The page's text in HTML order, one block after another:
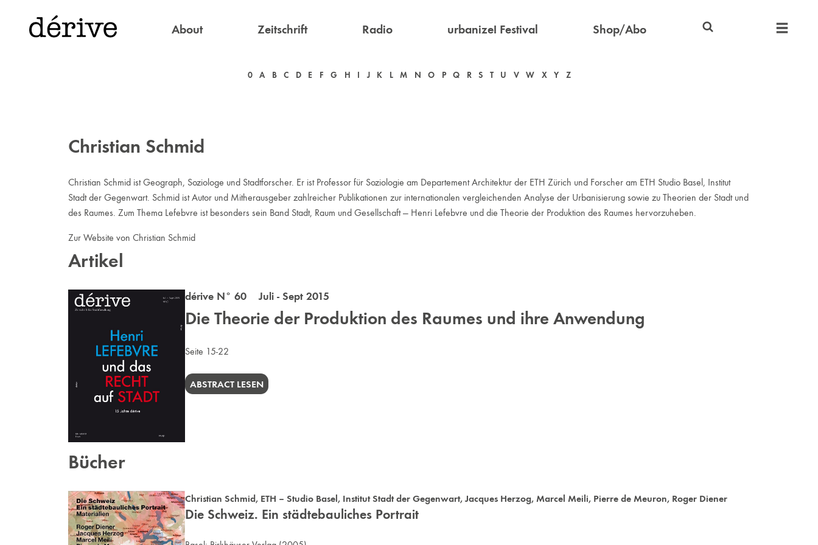
About Zeitschrift Radio urbanize! Festival Shop/Abo
0 A B C D E F G H I J K L M N O P Q R S T U V W X Y Z
Christian Schmid
Christian Schmid ist Geograph, Soziologe und Stadtforscher. Er ist Professor für Soziologie am Departement Architektur der ETH Zürich und Forscher am ETH Studio Basel, Institut
Stadt der Gegenwart. Schmid ist Autor und Mitherausgeber zahlreicher Publikationen zur internationalen vergleichen­den Analyse der Urbanisierung sowie zu Theorien der Stadt und
des Raumes. Zum Thema Lefebvre ist besonders sein Band Stadt, Raum und Gesell­schaft — Henri Lefebvre und die Theorie der Produktion des Raumes hervorzuheben.
Zur Website von Christian Schmid
Artikel
dérive N° 60 Juli - Sept 2015
Die Theorie der Produktion des Raumes und ihre Anwendung
Seite 15-22
ABSTRACT LESEN
Bücher
Christian Schmid, ETH – Studio Basel, Institut Stadt der Gegenwart, Jacques Herzog, Marcel Meili, Pierre de Meuron, Roger Diener
Die Schweiz. Ein städtebauliches Portrait